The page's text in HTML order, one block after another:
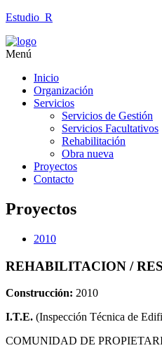
Estudio_R
Menú
Inicio
Organización
Servicios
Servicios de Gestión
Servicios Facultativos
Rehabilitación
Obra nueva
Proyectos
Contacto
Proyectos
2010
REHABILITACION /
Construcción: 2010
I.T.E. (Inspección Técnica de
COMUNIDAD DE